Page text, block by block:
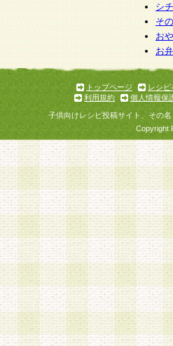
ことは任意ですが、個人情報
場合には、当社のサービスの
相談への対応ができない場合
シ
そ
お
お
トップページ
レシピ
利用規約
個人情報保
子供向けレシピ投稿サイト、その
Copyright